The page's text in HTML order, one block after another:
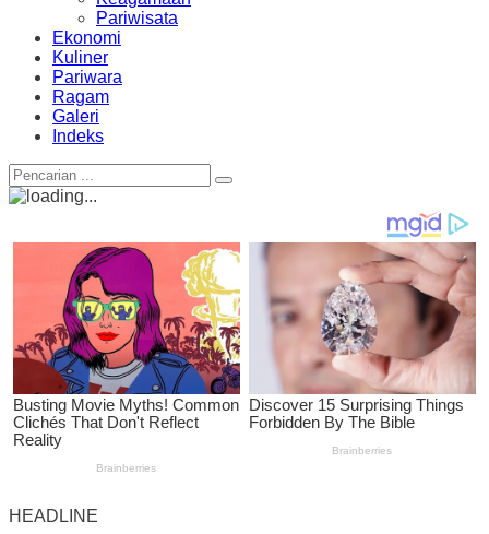
Pariwisata
Ekonomi
Kuliner
Pariwara
Ragam
Galeri
Indeks
HEADLINE